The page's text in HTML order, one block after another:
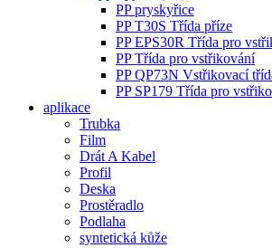
PP pryskyřice
PP T30S Třída příze
PP EPS30R Třída pro
PP Třída pro vstřikování
PP QP73N Vstřikovací
PP SP179 Třída pro
aplikace
Trubka
Film
Drát A Kabel
Profil
Deska
Prostěradlo
Podlaha
syntetická kůže